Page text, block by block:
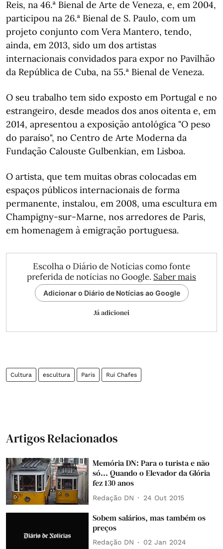
Reis, na 46.ª Bienal de Arte de Veneza, e, em 2004,
participou na 26.ª Bienal de S. Paulo, com um
projeto conjunto com Vera Mantero, tendo,
ainda, em 2013, sido um dos artistas
internacionais convidados para expor no Pavilhão
da República de Cuba, na 55.ª Bienal de Veneza.
O seu trabalho tem sido exposto em Portugal e no
estrangeiro, desde meados dos anos oitenta e, em
2014, apresentou a exposição antológica "O peso
do paraíso", no Centro de Arte Moderna da
Fundação Calouste Gulbenkian, em Lisboa.
O artista, que tem muitas obras colocadas em
espaços públicos internacionais de forma
permanente, instalou, em 2008, uma escultura em
Champigny-sur-Marne, nos arredores de Paris,
em homenagem à emigração portuguesa.
Escolha o Diário de Notícias como fonte
preferida de notícias no Google. Saber mais
Adicionar o Diário de Notícias ao Google
Já adicionei
Cultura escultura Paris Rui Chafes
Artigos Relacionados
Memória DN: Para o turista e não
só... Quando o Elevador da Glória
fez 130 anos
Redação DN 24 Out 2015
Sobem salários, mas também os
preços
Redação DN 02 Jan 2024